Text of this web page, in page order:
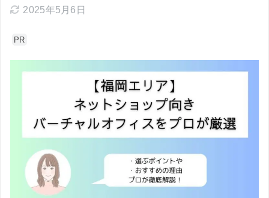
2025年5月6日
PR